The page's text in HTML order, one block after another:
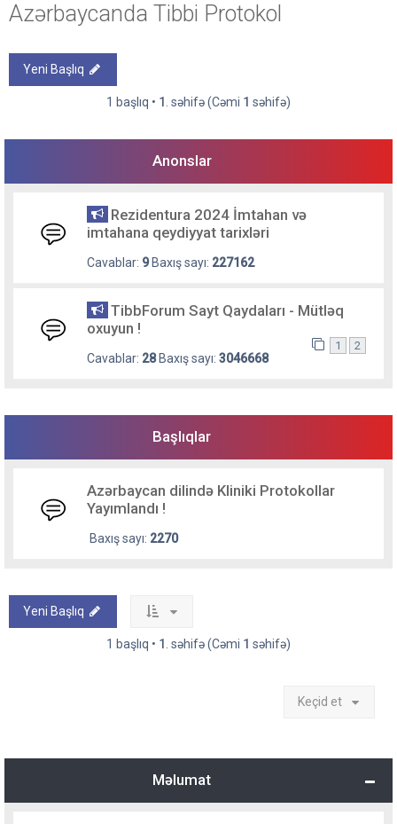
Azərbaycanda Tibbi Protokol
Yeni Başlıq
1 başlıq • 1 . səhifə (Cəmi 1 səhifə)
Anonslar
Rezidentura 2024 İmtahan və
imtahana qeydiyyat tarixləri
Cavablar: 9Baxış sayı: 227162
TibbForum Sayt Qaydaları - Mütləq
oxuyun !
Cavablar: 28Baxış sayı: 3046668
1 2
Başlıqlar
Azərbaycan dilində Kliniki Protokollar
Yayımlandı !
Baxış sayı: 2270
Yeni Başlıq
1 başlıq • 1 . səhifə (Cəmi 1 səhifə)
Keçid et
Məlumat